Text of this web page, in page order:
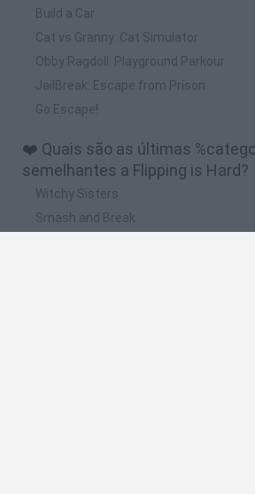
Build a Car
Cat vs Granny: Cat Simulator
Obby Ragdoll: Playground Parkour
JailBreak: Escape from Prison
Go Escape!
❤️ Quais são as últimas
semelhantes a Flipping is Hard?
Witchy Sisters
Smash and Break